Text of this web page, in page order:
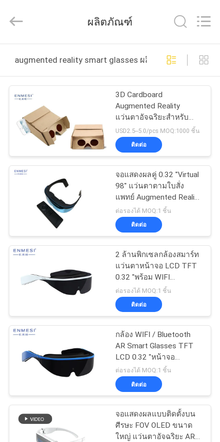
บ้าน
สินค้า
เกี่ยว
กับ
เรา
โรงงาน
ควบคุม
ข่าว
ขอ
ใบ
Intelligence
Technology
Reserved.
ผลิตภัณฑ์
augmented reality smart glasses ผลิตออนไลน์
3D Cardboard
Augmented Reality
แว่นตาอัจฉริยะสำหรับ
โทรศัพท์มือถือ 4 "-6.0"
USD2.5--5.0/pcs MOQ:1000 ชิ้น
ติดต่อ
จอแสดงผลคู่ 0.32 "Virtual
98" แว่นตาตามใบสั่ง
แพทย์ Augmented Reality
สำหรับทหาร
ต่อรองได้ MOQ:1 ชิ้น
ติดต่อ
2 ล้านพิกเซลกล้องสมาร์ท
แว่นตาหน้าจอ LCD TFT
0.32 "พร้อม WIFI
Bluetooth
ต่อรองได้ MOQ:1 ชิ้น
ติดต่อ
กล้อง WIFI / Bluetooth
AR Smart Glasses TFT
LCD 0.32 "หน้าจอ
Android สำหรับการสอน
AR
ต่อรองได้ MOQ:1 ชิ้น
ติดต่อ
จอแสดงผลแบบติดตั้งบน
ศีรษะ FOV OLED ขนาด
ใหญ่ แว่นตาอัจฉริยะ AR